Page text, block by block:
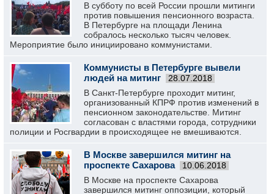
В субботу по всей России прошли митинги
против повышения пенсионного возраста.
В Петербурге на площади Ленина
собралось несколько тысяч человек.
Мероприятие было инициировано коммунистами.
Коммунисты в Петербурге вывели
людей на митинг
28.07.2018
В Санкт-Петербурге проходит митинг,
организованный КПРФ против изменений в
пенсионном законодательстве. Митинг
согласован с властями города, сотрудники
полиции и Росгвардии в происходящее не вмешиваются.
В Москве завершился митинг на
проспекте Сахарова
10.06.2018
В Москве на проспекте Сахарова
завершился митинг оппозиции, который